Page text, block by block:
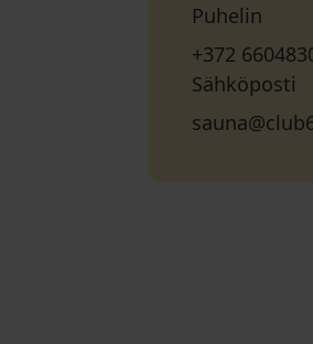
Puhelin
+372
Sähköposti